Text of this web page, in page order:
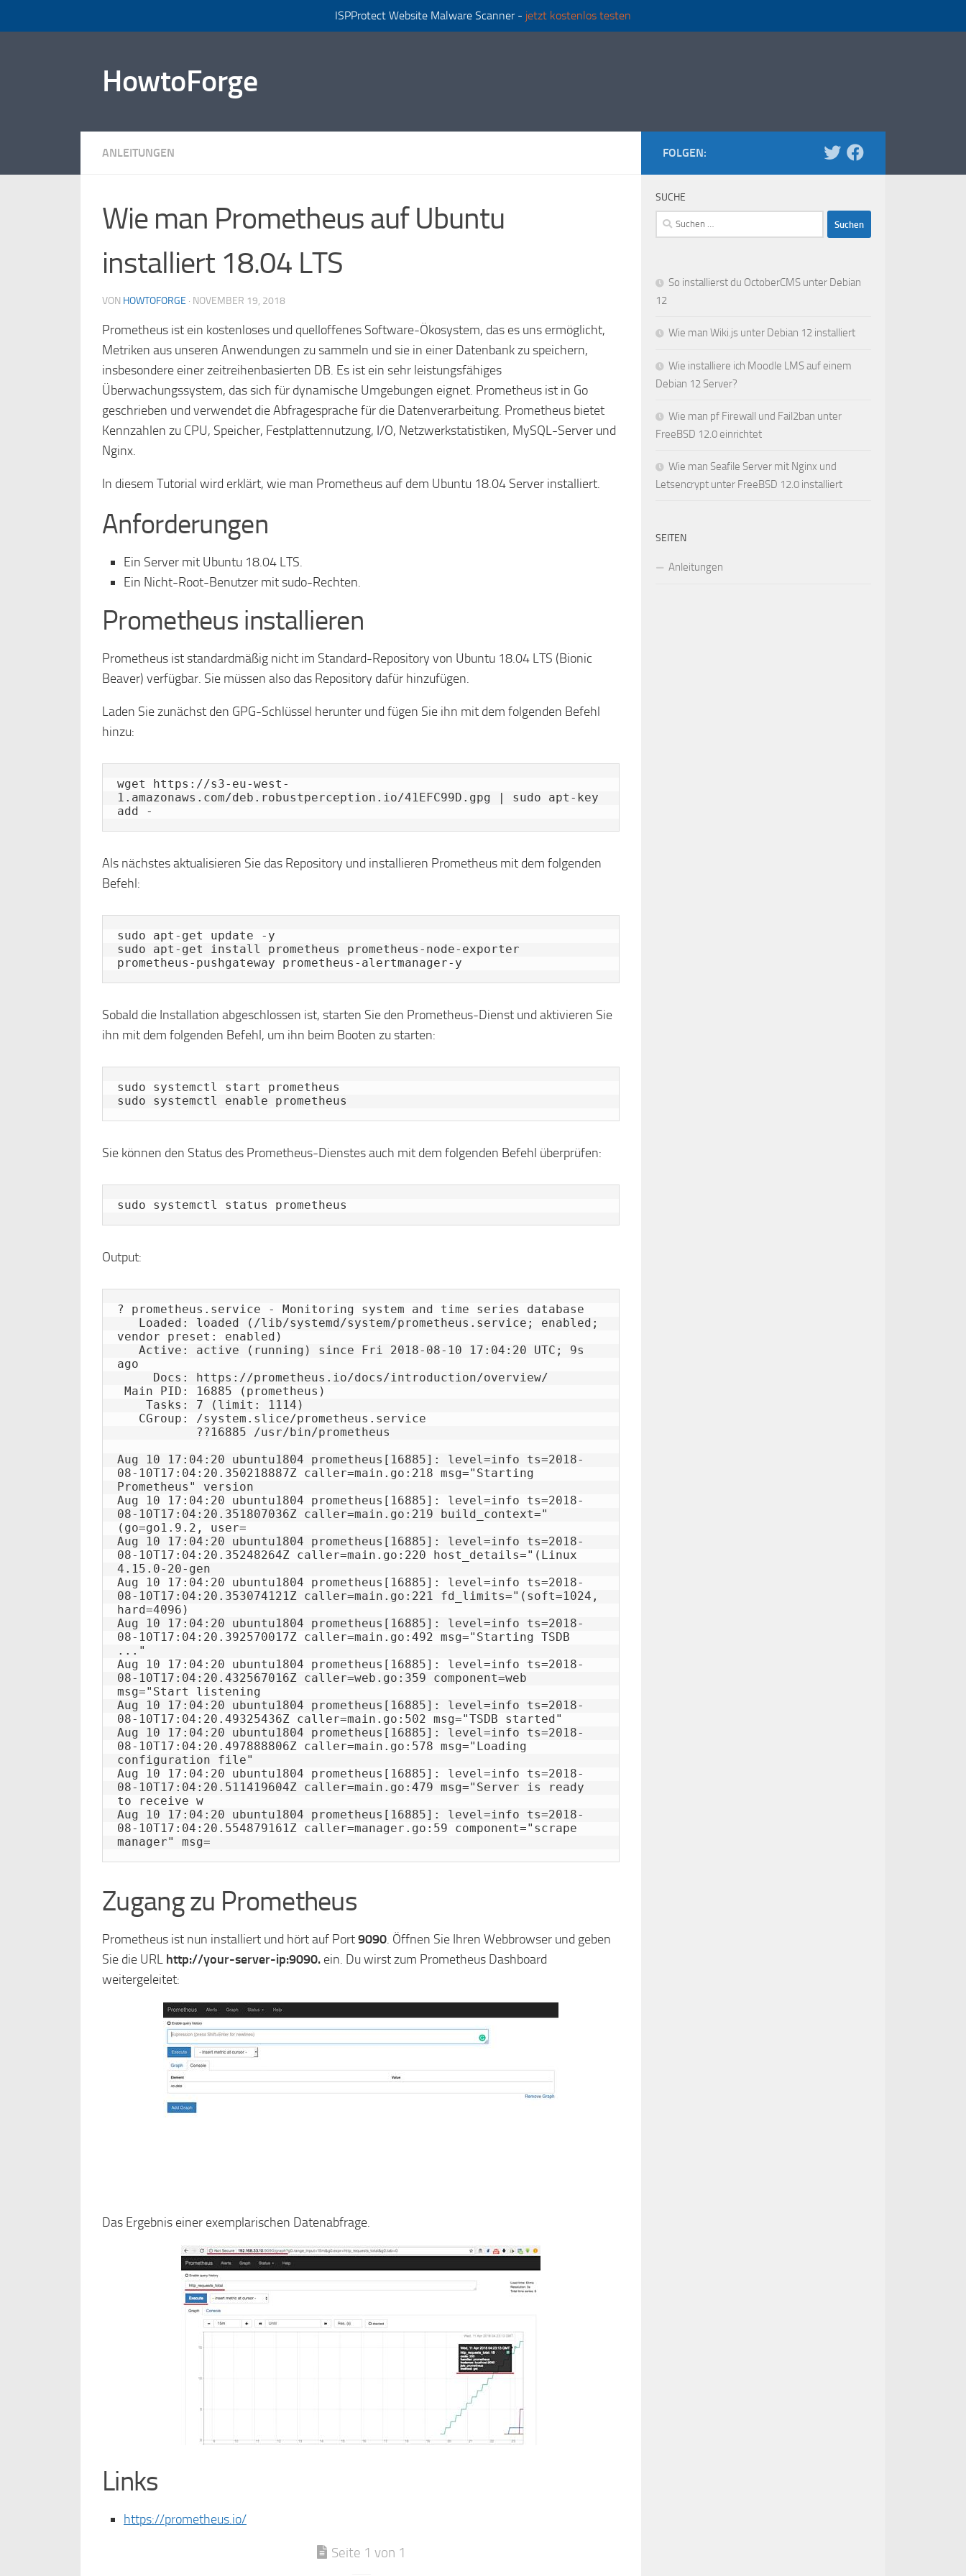
ISPProtect Website Malware Scanner - jetzt kostenlos testen
HowtoForge
ANLEITUNGEN
Wie man Prometheus auf Ubuntu
installiert 18.04 LTS
VON HOWTOFORGE · NOVEMBER 19, 2018
Prometheus ist ein kostenloses und quelloffenes Software-Ökosystem, das es uns ermöglicht,
Metriken aus unseren Anwendungen zu sammeln und sie in einer Datenbank zu speichern,
insbesondere einer zeitreihenbasierten DB. Es ist ein sehr leistungsfähiges
Überwachungssystem, das sich für dynamische Umgebungen eignet. Prometheus ist in Go
geschrieben und verwendet die Abfragesprache für die Datenverarbeitung. Prometheus bietet
Kennzahlen zu CPU, Speicher, Festplattennutzung, I/O, Netzwerkstatistiken, MySQL-Server und
Nginx.
In diesem Tutorial wird erklärt, wie man Prometheus auf dem Ubuntu 18.04 Server installiert.
Anforderungen
Ein Server mit Ubuntu 18.04 LTS.
Ein Nicht-Root-Benutzer mit sudo-Rechten.
Prometheus installieren
Prometheus ist standardmäßig nicht im Standard-Repository von Ubuntu 18.04 LTS (Bionic
Beaver) verfügbar. Sie müssen also das Repository dafür hinzufügen.
Laden Sie zunächst den GPG-Schlüssel herunter und fügen Sie ihn mit dem folgenden Befehl
hinzu:
wget https://s3-eu-west-
1.amazonaws.com/deb.robustperception.io/41EFC99D.gpg | sudo apt-key
add -
Als nächstes aktualisieren Sie das Repository und installieren Prometheus mit dem folgenden
Befehl:
sudo apt-get update -y
sudo apt-get install prometheus prometheus-node-exporter
prometheus-pushgateway prometheus-alertmanager-y
Sobald die Installation abgeschlossen ist, starten Sie den Prometheus-Dienst und aktivieren Sie
ihn mit dem folgenden Befehl, um ihn beim Booten zu starten:
sudo systemctl start prometheus
sudo systemctl enable prometheus
Sie können den Status des Prometheus-Dienstes auch mit dem folgenden Befehl überprüfen:
sudo systemctl status prometheus
Output:
? prometheus.service - Monitoring system and time series database
vendor preset: enabled)
ago
Aug 10 17:04:20 ubuntu1804 prometheus[16885]: level=info ts=2018-
08-10T17:04:20.350218887Z caller=main.go:218 msg="Starting
Prometheus" version
Aug 10 17:04:20 ubuntu1804 prometheus[16885]: level=info ts=2018-
08-10T17:04:20.351807036Z caller=main.go:219 build_context="
(go=go1.9.2, user=
Aug 10 17:04:20 ubuntu1804 prometheus[16885]: level=info ts=2018-
08-10T17:04:20.35248264Z caller=main.go:220 host_details="(Linux
4.15.0-20-gen
Aug 10 17:04:20 ubuntu1804 prometheus[16885]: level=info ts=2018-
08-10T17:04:20.353074121Z caller=main.go:221 fd_limits="(soft=1024,
hard=4096)
Aug 10 17:04:20 ubuntu1804 prometheus[16885]: level=info ts=2018-
08-10T17:04:20.392570017Z caller=main.go:492 msg="Starting TSDB
..."
Aug 10 17:04:20 ubuntu1804 prometheus[16885]: level=info ts=2018-
08-10T17:04:20.432567016Z caller=web.go:359 component=web
msg="Start listening
Aug 10 17:04:20 ubuntu1804 prometheus[16885]: level=info ts=2018-
08-10T17:04:20.49325436Z caller=main.go:502 msg="TSDB started"
Aug 10 17:04:20 ubuntu1804 prometheus[16885]: level=info ts=2018-
08-10T17:04:20.497888806Z caller=main.go:578 msg="Loading
configuration file"
Aug 10 17:04:20 ubuntu1804 prometheus[16885]: level=info ts=2018-
08-10T17:04:20.511419604Z caller=main.go:479 msg="Server is ready
to receive w
Aug 10 17:04:20 ubuntu1804 prometheus[16885]: level=info ts=2018-
08-10T17:04:20.554879161Z caller=manager.go:59 component="scrape
Zugang zu Prometheus
Prometheus ist nun installiert und hört auf Port9090. Öffnen Sie Ihren Webbrowser und geben
Sie die URL http://your-server-ip:9090. ein. Du wirst zum Prometheus Dashboard
weitergeleitet:
Das Ergebnis einer exemplarischen Datenabfrage.
Links
https://prometheus.io/
Seite 1 von 1
FOLGEN:
SUCHE
Suchen
nach:
So installierst du OctoberCMS unter Debian
12
Wie man Wiki.js unter Debian 12 installiert
Wie installiere ich Moodle LMS auf einem
Debian 12 Server?
Wie man pf Firewall und Fail2ban unter
FreeBSD 12.0 einrichtet
Wie man Seafile Server mit Nginx und
Letsencrypt unter FreeBSD 12.0 installiert
SEITEN
Anleitungen